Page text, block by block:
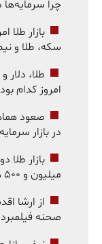
چرا سرمایه‌ها
بازار
سکه، طلا و
طلا، دلار
امروز کدام
صعود
در بازار
میلیون و ۵۰۰ هزار تومان شد
صحنه